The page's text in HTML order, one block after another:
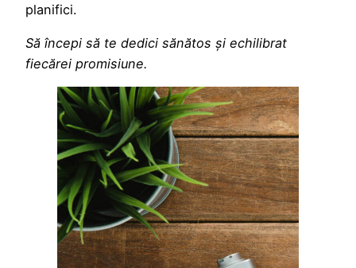
planifici.
Să începi să te dedici sănătos și echilibrat
fiecărei promisiune.